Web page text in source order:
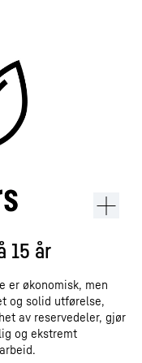
15 år
er økonomisk, men
og solid utførelse,
av reservedeler, gjør
og ekstremt